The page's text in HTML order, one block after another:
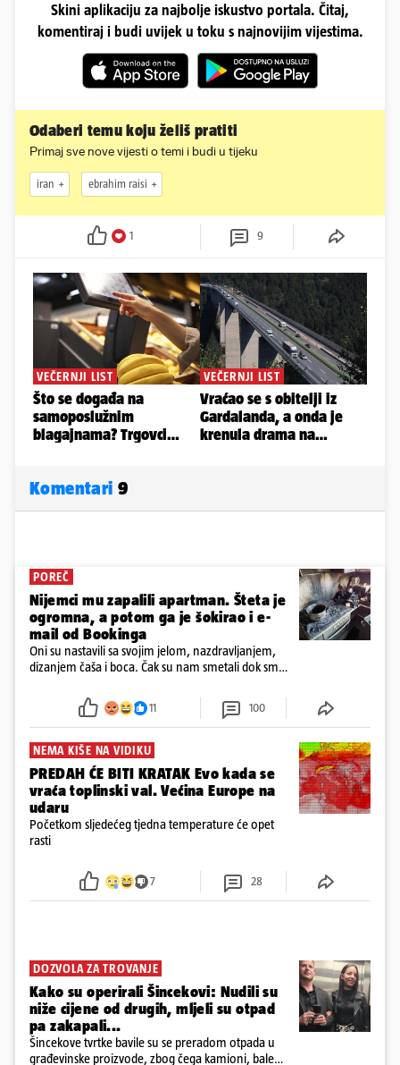
Skini aplikaciju za najbolje iskustvo portala. Čitaj,
komentiraj i budi uvijek u toku s najnovijim vijestima.
Odaberi temu koju želiš pratiti
Primaj sve nove vijesti o temi i budi u tijeku
iran ebrahim raisi
1 9
Komentari 9
POREČ
Nijemci mu zapalili apartman. Šteta je
ogromna, a potom ga je šokirao i e-
mail od Bookinga
Oni su nastavili sa svojim jelom, nazdravljanjem,
dizanjem čaša i boca. Čak su nam smetali dok smo
požar, rekao je vlasnik
11 100
NEMA KIŠE NA VIDIKU
PREDAH ĆE BITI KRATAK Evo kada se
vraća toplinski val. Većina Europe na
udaru
Početkom sljedećeg tjedna temperature će opet
rasti
7 28
DOZVOLA ZA TROVANJE
Kako su operirali Šincekovi: Nudili su
niže cijene od drugih, mljeli su otpad
pa zakapali...
Šincekove tvrtke bavile su se preradom otpada u
građevinske proizvode, zbog čega kamioni, bale